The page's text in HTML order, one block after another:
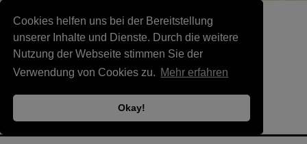
Cookies helfen uns bei der Bereitstellung
unserer Inhalte und Dienste. Durch die weitere
Nutzung der Webseite stimmen Sie der
Verwendung von Cookies zu. Mehr erfahren
Okay!